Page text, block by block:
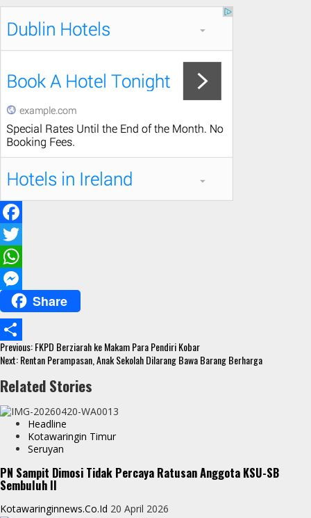
F
a
c
b
o
o
k
T
w
t
t
e
r
W
a
t
s
A
p
e
s
s
e
n
r
Share
S
a
r
Continue
Reading
Previous:FKPD Berziarah ke Makam Para Pendiri Kobar
Next:Rentan Perampasan, Anak Sekolah Dilarang Bawa Barang Berharga
Related Stories
Headline
Kotawaringin Timur
Seruyan
PN Sampit Dimosi Tidak Percaya Ratusan Anggota KSU-SB
Sembuluh II
Kotawaringinnews.co.id 20 April 2026